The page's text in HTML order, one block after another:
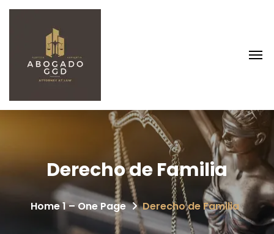
Derecho de Familia
Home 1 – One Page Derecho de Familia